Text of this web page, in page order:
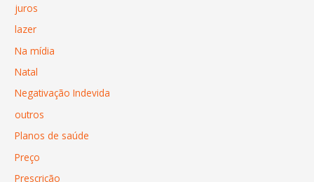
juros
lazer
Na mídia
Natal
Negativação Indevida
outros
Planos de saúde
Preço
Prescrição